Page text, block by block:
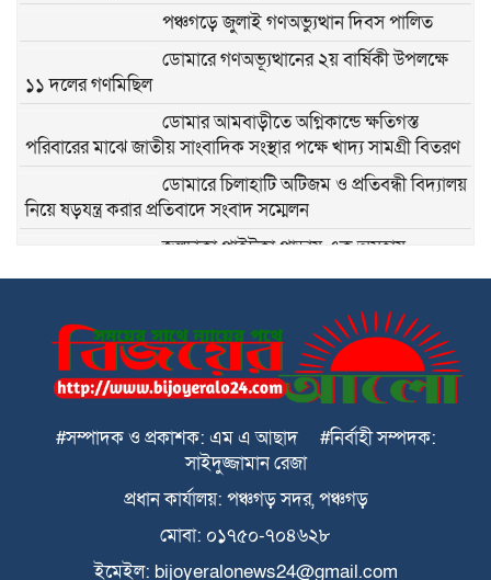
পঞ্চগড়ে জুলাই গণঅভ্যুত্থান দিবস পালিত
ডোমারে গণঅভ্যূত্থানের ২য় বার্ষিকী উপলক্ষে
১১ দলের গণমিছিল
ডোমার আমবাড়ীতে অগ্নিকান্ডে ক্ষতিগস্ত
পরিবারের মাঝে জাতীয় সাংবাদিক সংস্থার পক্ষে খাদ্য সামগ্রী বিতরণ
ডোমারে চিলাহাটি অটিজম ও প্রতিবন্ধী বিদ্যালয়
নিয়ে ষড়যন্ত্র করার প্রতিবাদে সংবাদ সম্মেলন
জলঢাকা পাইটকা পাড়ায় এক অসহায়
পরিবারের জমি দখলের চেস্টা
ডোমারে ইঞ্জিঃ শাহরিন ইসলাম তুহিন উচ্চ
বিদ্যালয়ের ১তলা ভবনের শুভ উদ্বোধন ও সুধী
সমাবেশ
ডোমার চিলাহাটিতে সাংবাদিক কাজল এর
মাতা’র ইন্তেকাল
দেবহাটায় মৎস্য অধিদপ্তরের অভিযানে ১শত
কেজি পুশকৃত চিংড়ি বিনষ্ট, জরিমানা আদায়
#সম্পাদক ও প্রকাশক: এম এ আছাদ #নির্বাহী সম্পদক:
সাইদুজ্জামান রেজা
প্রধান কার্যালয়: পঞ্চগড় সদর, পঞ্চগড়
মোবা: ০১৭৫০-৭০৪৬২৮
ইমেইল: bijoyeralonews24@gmail.com